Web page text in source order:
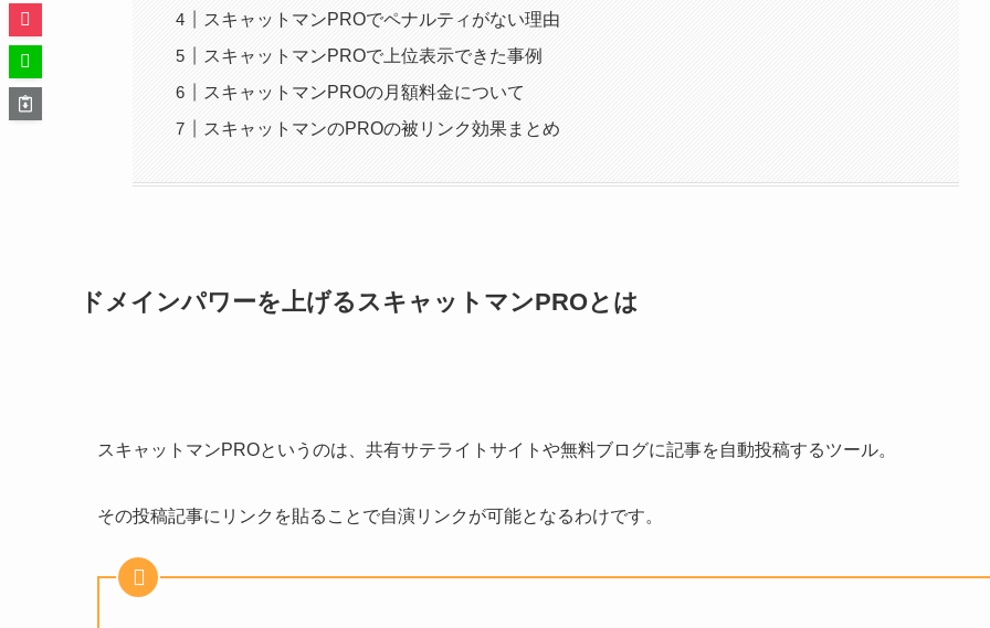
スキャットマンPROでペナルティがない理由
スキャットマンPROで上位表示できた事例
スキャットマンPROの月額料金について
スキャットマンのPROの被リンク効果まとめ
ドメインパワーを上げるスキャットマンPROとは
スキャットマンPROというのは、共有サテライトサイトや無料ブログに記事を自動投稿するツール。
その投稿記事にリンクを貼ることで自演リンクが可能となるわけです。